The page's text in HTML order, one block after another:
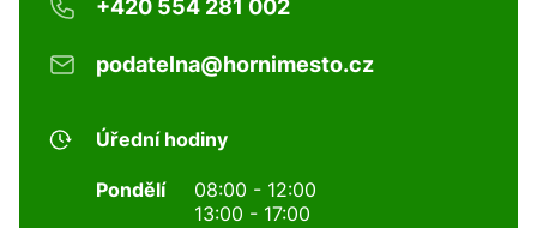
+420 554 281 002
podatelna@hornimesto.cz
Úřední hodiny
Pondělí
08:00 - 12:00
13:00 - 17:00